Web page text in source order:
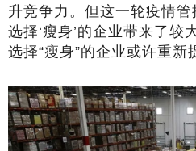
升竞争力。但这一轮疫情
选择‘瘦身’的企业带来了较
选择“瘦身”的企业或许重新